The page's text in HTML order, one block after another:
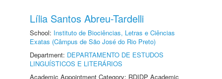
Lília Santos Abreu-Tardelli
School: Instituto de Biociências, Letras e Ciências
Exatas (Câmpus de São José do Rio Preto)
Department: DEPARTAMENTO DE ESTUDOS
LINGUÍSTICOS E LITERÁRIOS
Academic Appointment Category: RDIDP Academic